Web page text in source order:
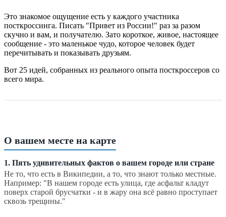
Это знакомое ощущение есть у каждого участника
посткроссинга. Писать "Привет из России!" раз за разом
скучно и вам, и получателю. Зато короткое, живое, настоящее
сообщение - это маленькое чудо, которое человек будет
перечитывать и показывать друзьям.
Вот 25 идей, собранных из реального опыта посткроссеров со
всего мира.
О вашем месте на карте
1. Пять удивительных фактов о вашем городе или стране
Не то, что есть в Википедии, а то, что знают только местные.
Например: "В нашем городе есть улица, где асфальт кладут
поверх старой брусчатки - и в жару она всё равно проступает
сквозь трещины."